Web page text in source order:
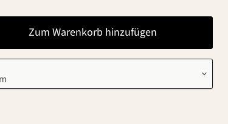
Zum Warenkorb hinzufügen